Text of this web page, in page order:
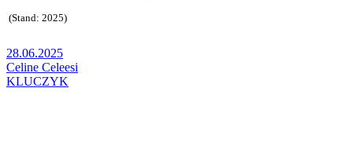
(Stand: 2025)
28.06.2025
Celine Celeesi
KLUCZYK